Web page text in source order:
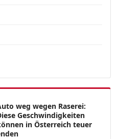
weg wegen Raserei:
Geschwindigkeiten
in Österreich teuer